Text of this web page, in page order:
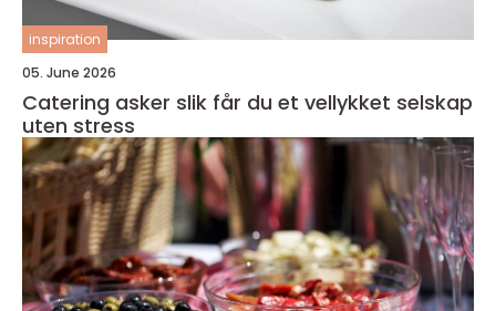
inspiration
05. June 2026
Catering asker slik får du et vellykket selskap
uten stress